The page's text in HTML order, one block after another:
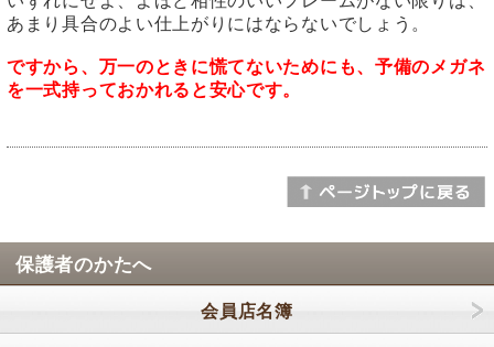
あまり具合のよい仕上がりにはならないでしょう。
ですから、万一のときに慌てないためにも、予備のメガネ
を一式持っておかれると安心です。
保護者のかたへ
会員店名簿